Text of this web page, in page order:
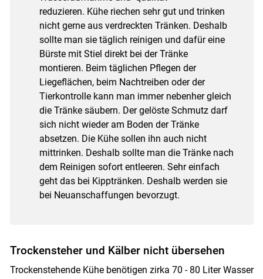
reduzieren. Kühe riechen sehr gut und trinken
nicht gerne aus verdreckten Tränken. Deshalb
sollte man sie täglich reinigen und dafür eine
Bürste mit Stiel direkt bei der Tränke
montieren. Beim täglichen Pflegen der
Liegeflächen, beim Nachtreiben oder der
Tierkontrolle kann man immer nebenher gleich
die Tränke säubern. Der gelöste Schmutz darf
sich nicht wieder am Boden der Tränke
absetzen. Die Kühe sollen ihn auch nicht
mittrinken. Deshalb sollte man die Tränke nach
dem Reinigen sofort entleeren. Sehr einfach
geht das bei Kipptränken. Deshalb werden sie
bei Neuanschaffungen bevorzugt.
Trockensteher und Kälber nicht übersehen
Trockenstehende Kühe benötigen zirka 70 - 80 Liter Wasser